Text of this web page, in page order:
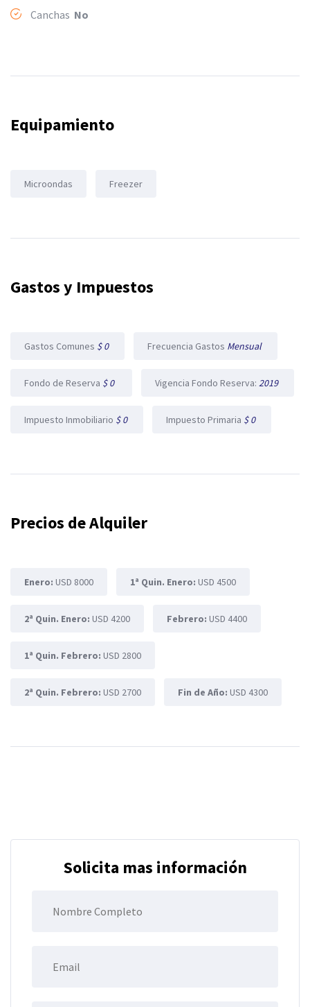
Canchas No
Equipamiento
Microondas Freezer
Gastos y Impuestos
Gastos Comunes $ 0 Frecuencia Gastos Mensual
Fondo de Reserva $ 0 Vigencia Fondo Reserva: 2019
Impuesto Inmobiliario $ 0 Impuesto Primaria $ 0
Precios de Alquiler
Enero: USD 8000 1ª Quin. Enero: USD 4500
2ª Quin. Enero: USD 4200 Febrero: USD 4400
1ª Quin. Febrero: USD 2800
2ª Quin. Febrero: USD 2700 Fin de Año: USD 4300
Solicita mas información